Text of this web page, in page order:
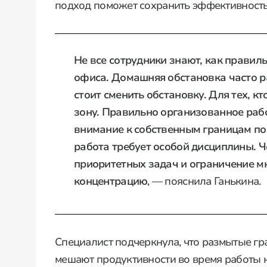
подход поможет сохранить
Не все сотрудники знают, как
офиса. Домашняя обстановка часто
стоит сменить обстановку. Для тех,
зону. Правильно организованное
внимание к собственным границам
работа требует особой дисциплины.
приоритетных задач и ограничение
концентрацию, — пояснила Ганькина.
Специалист подчеркнула, что размытые
мешают продуктивности во время работы